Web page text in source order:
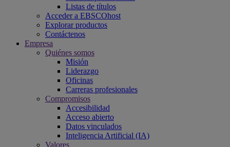
Listas de títulos
Acceder a EBSCOhost
Explorar productos
Contáctenos
Empresa
Quiénes somos
Misión
Liderazgo
Oficinas
Carreras profesionales
Compromisos
Accesibilidad
Acceso abierto
Datos vinculados
Inteligencia Artificial (IA)
Valores